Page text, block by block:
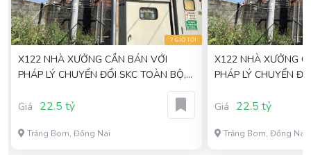
7 GIỜ TỚI
X122 NHÀ XƯỞNG CẦN BÁN VỚI
PHÁP LÝ CHUYỂN ĐỔI SKC TOÀN BỘ,
Giá
22.5 tỷ
Trảng Bom, Đồng Nai
X122 NHÀ XƯỞNG
PHÁP LÝ CHUYỂN
Giá
22.5 tỷ
Trảng Bom, Đồng Nai